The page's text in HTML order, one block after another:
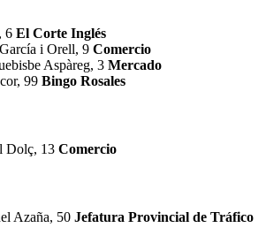
6 El Corte Inglés
i Orell, 9 Comercio
Aspàreg, 3 Mercado
99 Bingo Rosales
Dolç, 13 Comercio
Azaña, 50 Jefatura Provincial de Tráfico